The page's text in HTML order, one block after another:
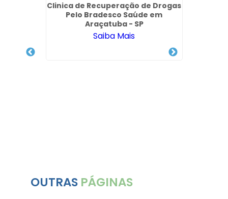
Clinica de Recuperação de Drogas
Pelo Bradesco Saúde em
Araçatuba - SP
Saiba Mais
OUTRAS PÁGINAS